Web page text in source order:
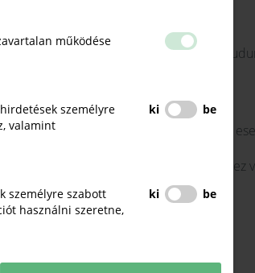
programok?
, magyar tolmácsolást nem
kb. 158 600 Ft csoportos jegy
(kb. 166 400 Ft/fő)
Dubaj-Sharjah transzfer költséghez
működése
személyre
valamint
ki be
személyre szabott
használni szeretne,
ki be